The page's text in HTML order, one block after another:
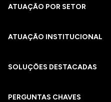
ATUAÇÃO POR SETOR
ATUAÇÃO INSTITUCIONAL
SOLUÇÕES DESTACADAS
PERGUNTAS CHAVES​